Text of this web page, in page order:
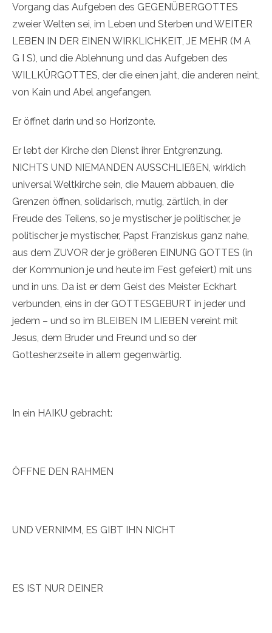
Vorgang das Aufgeben des GEGENÜBERGOTTES
zweier Welten sei, im Leben und Sterben und WEITER
LEBEN IN DER EINEN WIRKLICHKEIT, JE MEHR (M A
G I S), und die Ablehnung und das Aufgeben des
WILLKÜRGOTTES, der die einen jaht, die anderen neint,
von Kain und Abel angefangen.
Er öffnet darin und so Horizonte.
Er lebt der Kirche den Dienst ihrer Entgrenzung.
NICHTS UND NIEMANDEN AUSSCHLIEßEN, wirklich
universal Weltkirche sein, die Mauern abbauen, die
Grenzen öffnen, solidarisch, mutig, zärtlich, in der
Freude des Teilens, so je mystischer je politischer, je
politischer je mystischer, Papst Franziskus ganz nahe,
aus dem ZUVOR der je größeren EINUNG GOTTES (in
der Kommunion je und heute im Fest gefeiert) mit uns
und in uns. Da ist er dem Geist des Meister Eckhart
verbunden, eins in der GOTTESGEBURT in jeder und
jedem – und so im BLEIBEN IM LIEBEN vereint mit
Jesus, dem Bruder und Freund und so der
Gottesherzseite in allem gegenwärtig.
In ein HAIKU gebracht:
ÖFFNE DEN RAHMEN
UND VERNIMM, ES GIBT IHN NICHT
ES IST NUR DEINER